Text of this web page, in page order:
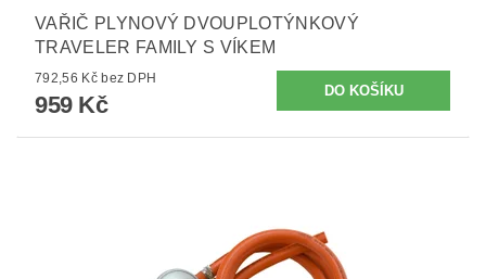
VAŘIČ PLYNOVÝ DVOUPLOTÝNKOVÝ
TRAVELER FAMILY S VÍKEM
792,56 Kč bez DPH
959 Kč